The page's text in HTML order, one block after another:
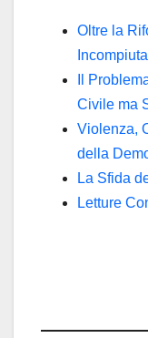
Oltre la
Incompiuta
Il
Civile ma
Violenza,
della
La Sfida
Letture